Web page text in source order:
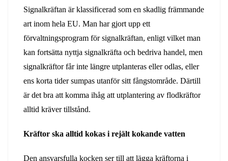
Signalkräftan är klassificerad som en skadlig främmande
art inom hela EU. Man har gjort upp ett
förvaltningsprogram för signalkräftan, enligt vilket man
kan fortsätta nyttja signalkräfta och bedriva handel, men
signalkräftor får inte längre utplanteras eller odlas, eller
ens korta tider sumpas utanför sitt fångstområde. Därtill
är det bra att komma ihåg att utplantering av flodkräftor
alltid kräver tillstånd.
Kräftor ska alltid kokas i rejält kokande vatten
Den ansvarsfulla kocken ser till att lägga kräftorna i